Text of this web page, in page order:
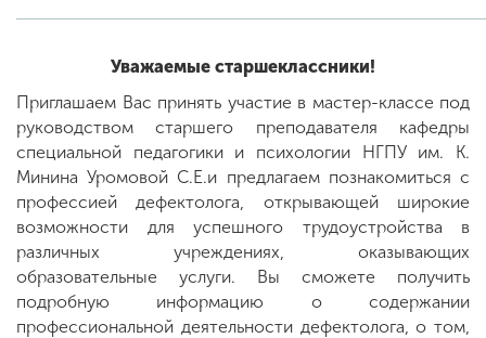
ENG SPN CHI
Приемная
комиссия
+7 (831) 262-26-20
Уважаемые старшеклассники!
Приглашаем Вас принять участие в мастер-классе под
руководством старшего преподавателя кафедры
специальной педагогики и психологии НГПУ им. К.
Минина Уромовой С.Е.и предлагаем познакомиться с
профессией дефектолога, открывающей широкие
возможности для успешного трудоустройства в
различных учреждениях, оказывающих
образовательные услуги. Вы сможете получить
подробную информацию о содержании
профессиональной деятельности дефектолога, о том,